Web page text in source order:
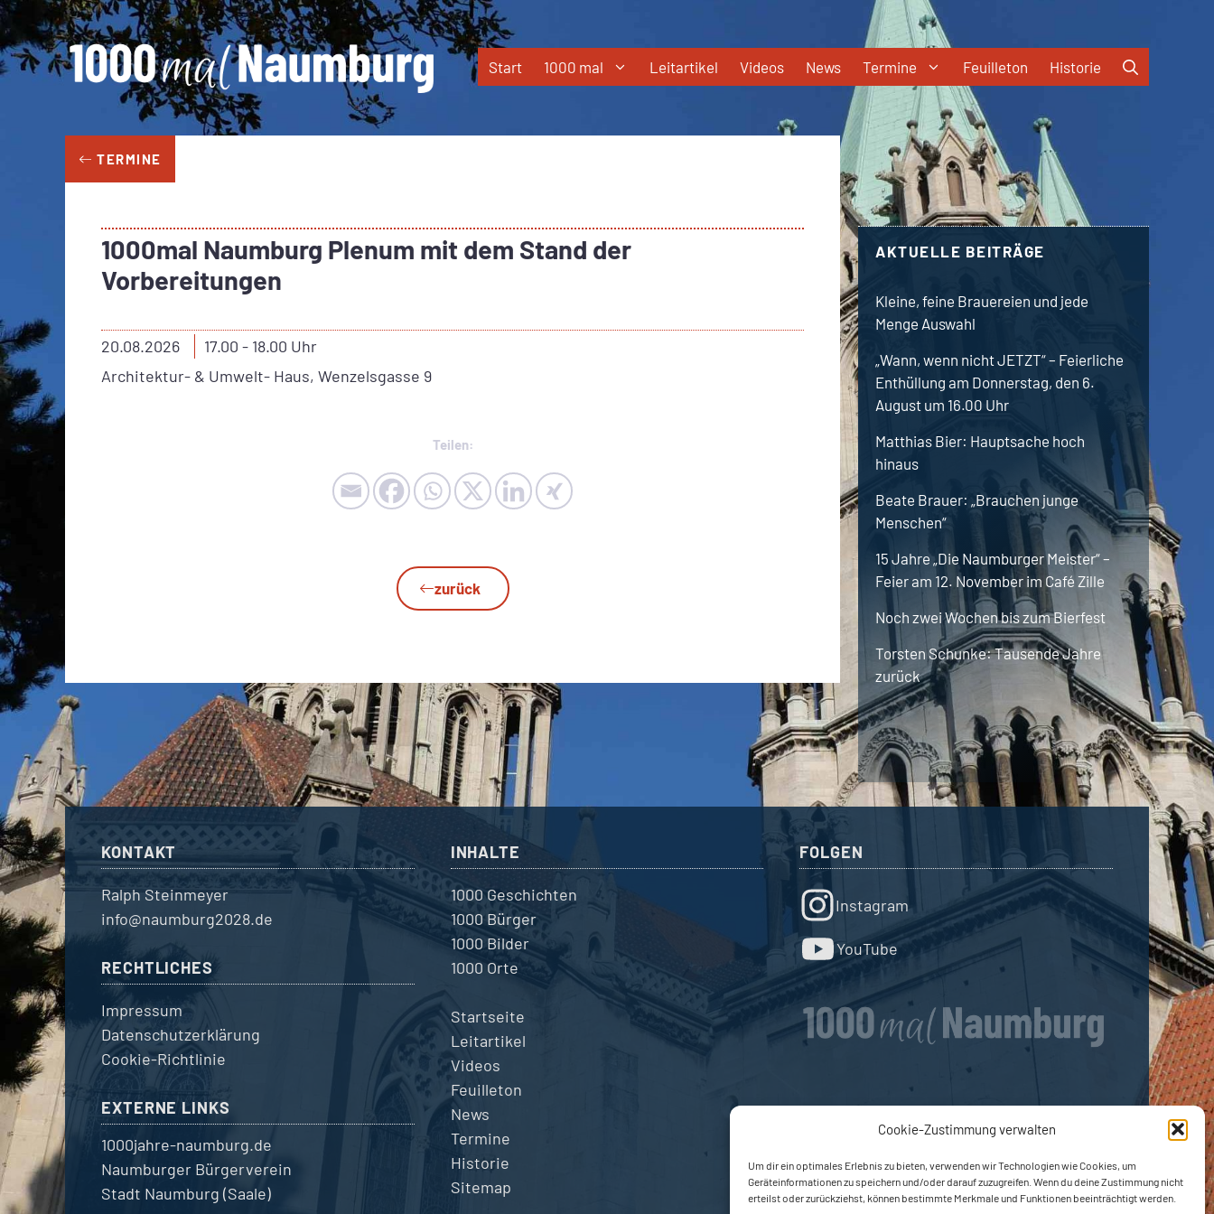
Cookie-Zustimmung verwalten
Um dir ein optimales Erlebnis zu bieten, verwenden wir Technologien wie Cookies, um
Geräteinformationen zu speichern und/oder darauf zuzugreifen. Wenn du deine Zustimmung nicht
erteilst oder zurückziehst, können bestimmte Merkmale und Funktionen beeinträchtigt werden.
Zum
Inhalt
springen
Start 1000 mal Leitartikel Videos News Termine Feuilleton Historie
TERMINE
1000mal Naumburg Plenum mit dem Stand der
Vorbereitungen
20.08.2026
17.00 - 18.00 Uhr
Architektur- & Umwelt- Haus, Wenzelsgasse 9
Teilen:
zurück
AKTUELLE BEITRÄGE
Kleine, feine Brauereien und jede
Menge Auswahl
„Wann, wenn nicht JETZT“ – Feierliche
Enthüllung am Donnerstag, den 6.
August um 16.00 Uhr
Matthias Bier Hauptsache hoch
hinaus
Beate Brauer „Brauchen junge
Menschen“
15 Jahre „Die Naumburger Meister“ –
Feier am 12. November im Café Zille
Noch zwei Wochen bis zum Bierfest
TorstenSchunke Tausende Jahre
zurück
KONTAKT
Ralph Steinmeyer
info@naumburg2028.de
RECHTLICHES
Impressum
Datenschutzerklärung
Cookie-Richtlinie
EXTERNE LINKS
1000jahre-naumburg.de
Naumburger Bürgerverein
Stadt Naumburg (Saale)
INHALTE
1000 Geschichten
1000 Bürger
1000 Bilder
1000 Orte
Startseite
Leitartikel
Videos
Feuilleton
News
Termine
Historie
Sitemap
FOLGEN
Instagram
YouTube